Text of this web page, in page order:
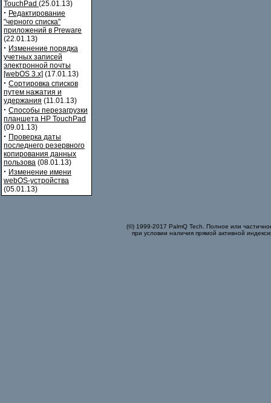
TouchPad (25.01.13)
· Редактирование
"черного списка"
приложений в Preware
(22.01.13)
· Изменение порядка
учетных записей
электронной почты
[webOS 3.x] (17.01.13)
· Сортировка списков
путем нажатия и
удержания (11.01.13)
· Способы перезагрузки
планшета HP TouchPad
(09.01.13)
· Проверка даты
последнего резервного
копирования данных
пользова (08.01.13)
· Изменение имени
webOS-устройства
(05.01.13)
(©) 1999-2017 PalmQ Tech. Полное или
при условии наличия прямой активной